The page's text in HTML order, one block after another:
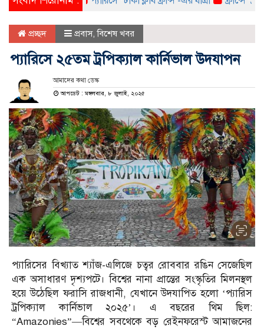
প্রচ্ছদ প্রবাস,বিশেষ খবর
প্যারিসে ২৫তম ট্রপিক্যাল কার্নিভাল উদযাপন
আমাদের কথা ডেস্ক
আপডেট : মঙ্গলবার, ৮ জুলাই, ২০২৫
প্যারিসের বিখ্যাত শ্যাঁজ-এলিজে চত্বর রোববার রঙিন সেজেছিল
এক অসাধারণ দৃশ্যপটে। বিশ্বের নানা প্রান্তের সংস্কৃতির মিলনস্থল
হয়ে উঠেছিল ফরাসি রাজধানী, যেখানে উদযাপিত হলো ‘প্যারিস
ট্রপিক্যাল কার্নিভাল ২০২৫’। এ বছরের থিম ছিল:
“Amazonies”—বিশ্বের সবথেকে বড় রেইনফরেস্ট আমাজনের